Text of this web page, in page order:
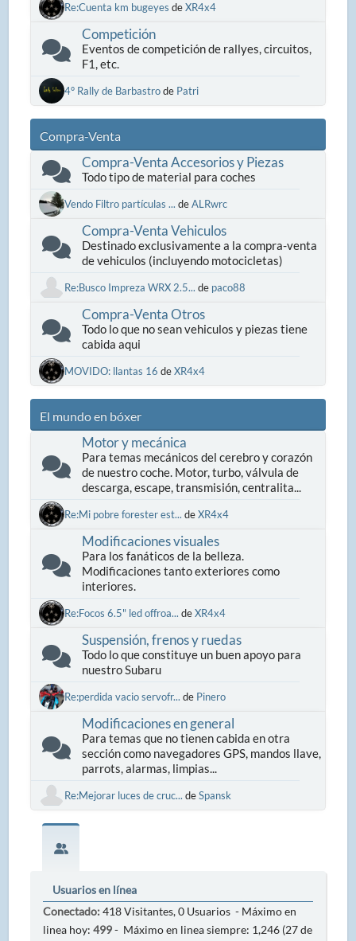
Re:Cuenta km bugeyes deXR4x4
Competición
Eventos de competición de rallyes, circuitos,
F1, etc.
4° Rally de Barbastrode Patri
Compra-Venta
Compra-Venta Accesorios y Piezas
Todo tipo de material para coches
Vendo Filtro partículas ... deALRwrc
Compra-Venta Vehiculos
Destinado exclusivamente a la compra-venta
de vehiculos (incluyendo motocicletas)
Re:Busco Impreza WRX 2.5... de paco88
Compra-Venta Otros
Todo lo que no sean vehiculos y piezas tiene
cabida aqui
MOVIDO: llantas 16deXR4x4
El mundo en bóxer
Motor y mecánica
Para temas mecánicos del cerebro y corazón
de nuestro coche. Motor, turbo, válvula de
descarga, escape, transmisión, centralita...
Re:Mi pobre forester est... deXR4x4
Modificaciones visuales
Para los fanáticos de la belleza.
Modificaciones tanto exteriores como
interiores.
Re:Focos 6.5" led offroa... deXR4x4
Suspensión, frenos y ruedas
Todo lo que constituye un buen apoyo para
nuestro Subaru
Re:perdida vacio servofr... de Pinero
Modificaciones en general
Para temas que no tienen cabida en otra
sección como navegadores GPS, mandos llave,
parrots, alarmas, limpias...
Re:Mejorar luces de cruc... deSpansk
Usuarios en línea
Conectado:418 Visitantes, 0 Usuarios - Máximo en
linea hoy:499- Máximo en linea siempre: 1,246 (27 de